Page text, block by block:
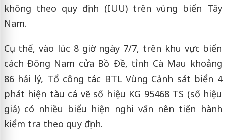
không theo quy định (IUU) trên vùng biển Tây
Nam.
Cụ thể, vào lúc 8 giờ ngày 7/7, trên khu vực biển
cách Đông Nam cửa Bồ Đề, tỉnh Cà Mau khoảng
86 hải lý, Tổ công tác BTL Vùng Cảnh sát biển 4
phát hiện tàu cá vẽ số hiệu KG 95468 TS (số hiệu
giả) có nhiều biểu hiện nghi vấn nên tiến hành
kiểm tra theo quy định.